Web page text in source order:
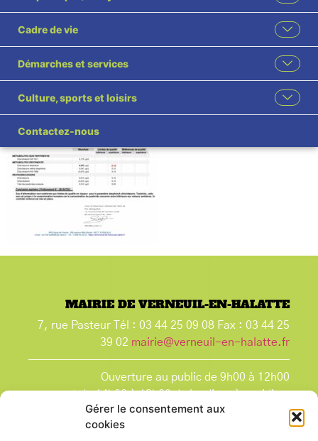
Gérer le consentement aux
cookies
Cadre de vie
Démarches et services
Culture, sports et loisirs
Contactez-nous
MAIRIE DE VERNEUIL-EN-HALATTE
7, rue Pasteur Tél : 03 44 25 09 08 Fax : 03 44 25
39 02 mairie@verneuil-en-halatte.fr
Ouverture au public de 9h00 à 12h00
et de 14h00 à 18h00 du lundi après-midi au
vendredi,
et le samedi de 9h00 à 12h00.